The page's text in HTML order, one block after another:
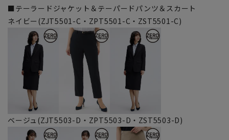
■テーラードジャケット＆テーパードパンツ＆スカート
ネイビー(ZJT5501-C・ZPT5501-C・ZST5501-C)
ベージュ(ZJT5503-D・ZPT5503-D・ZST5503-D)